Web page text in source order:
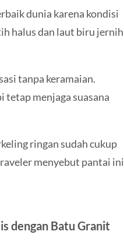
dunia karena kondisi
halus dan laut biru jernih
tanpa keramaian.
tetap menjaga suasana
ringan sudah cukup
menyebut pantai ini
dengan Batu Granit